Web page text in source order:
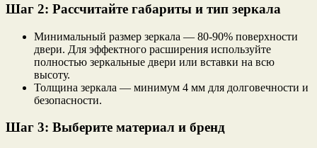
Шаг 2: Рассчитайте габариты и тип зеркала
Минимальный размер зеркала — 80-90% поверхности
двери. Для эффектного расширения используйте
полностью зеркальные двери или вставки на всю
высоту.
Толщина зеркала — минимум 4 мм для долговечности и
безопасности.
Шаг 3: Выберите материал и бренд